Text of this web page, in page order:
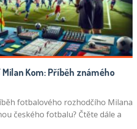
Kom: Příběh známého
fotbalového rozhodčího Milana
českého fotbalu? Čtěte dále a